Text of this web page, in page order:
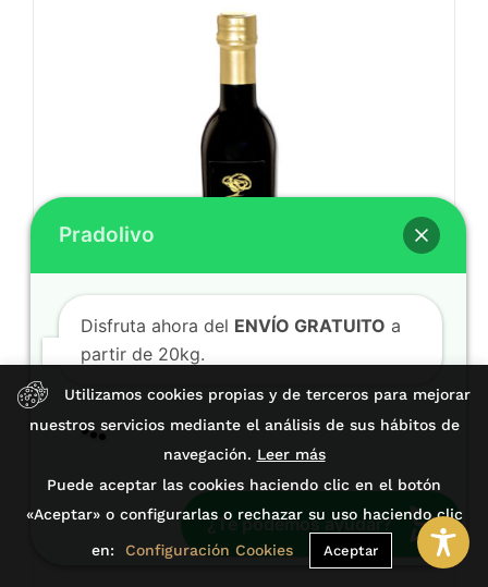
AOVE Pradolivo Cosecha Temprana
Hojiblanca 500ml (copia)
€ (IVA incl.)
Utilizamos cookies propias y de terceros para mejorar
nuestros servicios mediante el análisis de sus hábitos de
navegación. Leer más
Puede aceptar las cookies haciendo clic en el botón
«Aceptar» o configurarlas o rechazar su uso haciendo clic
en: Configuración Cookies Aceptar
Disfruta ahora delENVÍO GRATUITOa
🎁 Aprovecha nuestrosDESCUENTOS%
🎁
¡Compra ahora!
Si necesitas ayuda, escríbenos 👇
¿Te podemos ayudar?